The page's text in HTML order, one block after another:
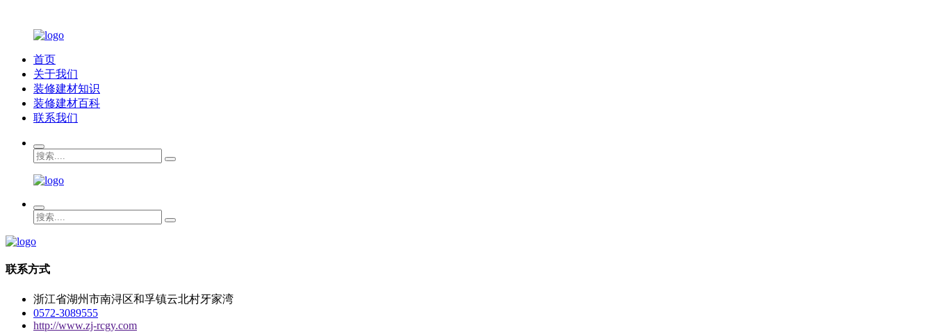
首页
关于我们
装修建材知识
装修建材百科
联系我们
联系方式
浙江省湖州市南浔区和孚镇云北村牙家湾
0572-3089555
http://www.zj-rcgy.com